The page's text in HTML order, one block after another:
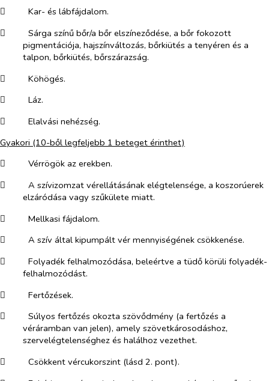
​
Kar- és lábfájdalom.
​
Sárga színű bőr/a bőr elszíneződése, a bőr fokozott
pigmentációja, hajszínváltozás, bőrkiütés a tenyéren és a
talpon, bőrkiütés, bőrszárazság.
​
Köhögés.
​
Láz.
​
Elalvási nehézség.
Gyakori (10-ből legfeljebb 1 beteget érinthet)
​
Vérrögök az erekben.
​
A szívizomzat vérellátásának elégtelensége, a koszorúerek
elzáródása vagy szűkülete miatt.
​
Mellkasi fájdalom.
​
A szív által kipumpált vér mennyiségének csökkenése.
​
Folyadék felhalmozódása, beleértve a tüdő körüli folyadék-
felhalmozódást.
​
Fertőzések.
​
Súlyos fertőzés okozta szövődmény (a fertőzés a
véráramban van jelen), amely szövetkárosodáshoz,
szervelégtelenséghez és halálhoz vezethet.
​
Csökkent vércukorszint (lásd 2. pont).